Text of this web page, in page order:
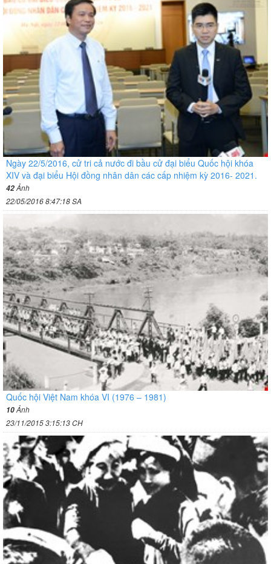
Ngày 22/5/2016, cử tri cả nước đi bầu cử đại biểu Quốc hội khóa
XIV và đại biểu Hội đồng nhân dân các cấp nhiệm kỳ 2016- 2021.
42Ảnh
22/05/2016 8:47:18 SA
Quốc hội Việt Nam khóa VI (1976 – 1981)
10Ảnh
23/11/2015 3:15:13 CH